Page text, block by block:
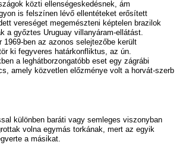
közti ellenségeskedésnek, ám
is felszínen lévő ellentéteket erősített
vereséget megemészteni képtelen brazilok
a győztes Uruguay villanyáram-ellátást.
1969-ben az azonos selejtezőbe került
ki fegyveres határkonfliktus, az ún.
a leghátborzongatóbb eset egy zágrábi
amely közvetlen előzménye volt a horvát-szerb
különben baráti vagy semleges viszonyban
volna egymás torkának, mert az egyik
a másikat.